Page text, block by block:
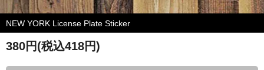
NEW YORK License Plate Sticker
380円(税込418円)